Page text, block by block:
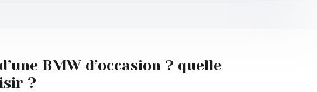
BMW d’occasion ? quelle
?